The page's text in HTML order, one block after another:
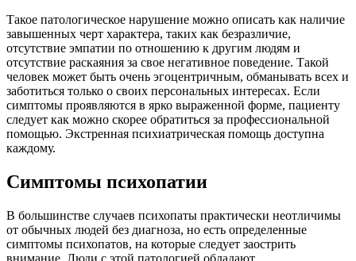
Такое патологическое нарушение можно описать как наличие
завышенных черт характера, таких как безразличие,
отсутствие эмпатии по отношению к другим людям и
отсутствие раскаяния за свое негативное поведение. Такой
человек может быть очень эгоцентричным, обманывать всех и
заботиться только о своих персональных интересах. Если
симптомы проявляются в ярко выраженной форме, пациенту
следует как можно скорее обратиться за профессиональной
помощью. Экстренная психиатрическая помощь доступна
каждому.
Симптомы психопатии
В большинстве случаев психопаты практически неотличимы
от обычных людей без диагноза, но есть определенные
симптомы психопатов, на которые следует заострить
внимание. Люди с этой патологией обладают